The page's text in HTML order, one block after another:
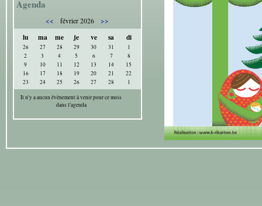
Agenda
<< février 2026
>>
lu
ma me je ve sa di
26 27 28 29 30 31
1
2
3 4 5 6 7
8
9
10 11 12 13 14
15
16
17 18 19 20 21
22
23
24 25 26 27 28
1
Il n'y a aucun évènement à venir pour ce mois
dans l'agenda